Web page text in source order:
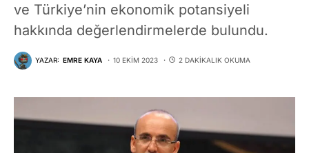
ve Türkiye’nin ekonomik potansiyeli
hakkında değerlendirmelerde bulundu.
YAZAR: EMRE KAYA 10 EKIM 2023 2 DAKIKALIK OKUMA